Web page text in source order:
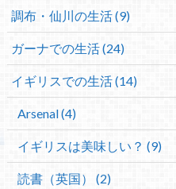
調布・仙川の生活 (9)
ガーナでの生活 (24)
イギリスでの生活 (14)
Arsenal (4)
イギリスは美味しい？ (9)
読書（英国） (2)